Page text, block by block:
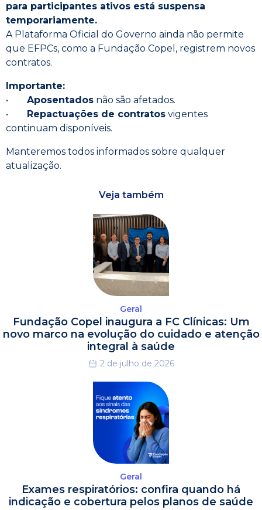
para participantes ativos está suspensa
temporariamente.
A Plataforma Oficial do Governo ainda não permite
que EFPCs, como a Fundação Copel, registrem novos
contratos.
Importante:
• Aposentados não são afetados.
• Repactuações de contratos vigentes
continuam disponíveis.
Manteremos todos informados sobre qualquer
atualização.
Veja também
Geral
Fundação Copel inaugura a FC Clínicas: Um
novo marco na evolução do cuidado e atenção
integral à saúde
2 de julho de 2026
Geral
Exames respiratórios: confira quando há
indicação e cobertura pelos planos de saúde